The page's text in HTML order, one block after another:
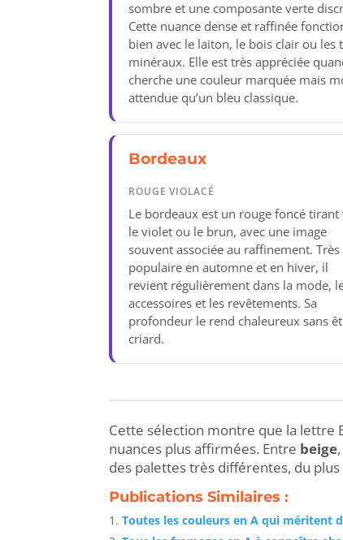
sombre et une composante verte
Cette nuance dense et raffinée
bien avec le laiton, le bois clair ou les
minéraux. Elle est très appréciée
cherche une couleur marquée mais
attendue qu’un bleu classique.
Bordeaux
ROUGE VIOLACÉ
Le bordeaux est un rouge foncé tirant
le violet ou le brun, avec une image
souvent associée au raffinement. Très
populaire en automne et en hiver, il
revient régulièrement dans la mode,
accessoires et les revêtements. Sa
profondeur le rend chaleureux sans
criard.
Cette sélection montre que la lettre
nuances plus affirmées. Entre beige,
des palettes très différentes, du
Publications Similaires :
Toutes les couleurs en A qui méritent